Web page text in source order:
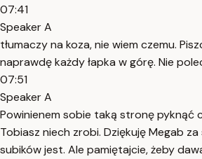
07:41
Speaker A
tłumaczy na koza, nie wiem czemu.
naprawdę każdy łapka w górę. Nie
07:51
Speaker A
Powinienem sobie taką stronę pyknąć
Tobiasz niech zrobi. Dziękuję Megab
subików jest. Ale pamiętajcie, żeby